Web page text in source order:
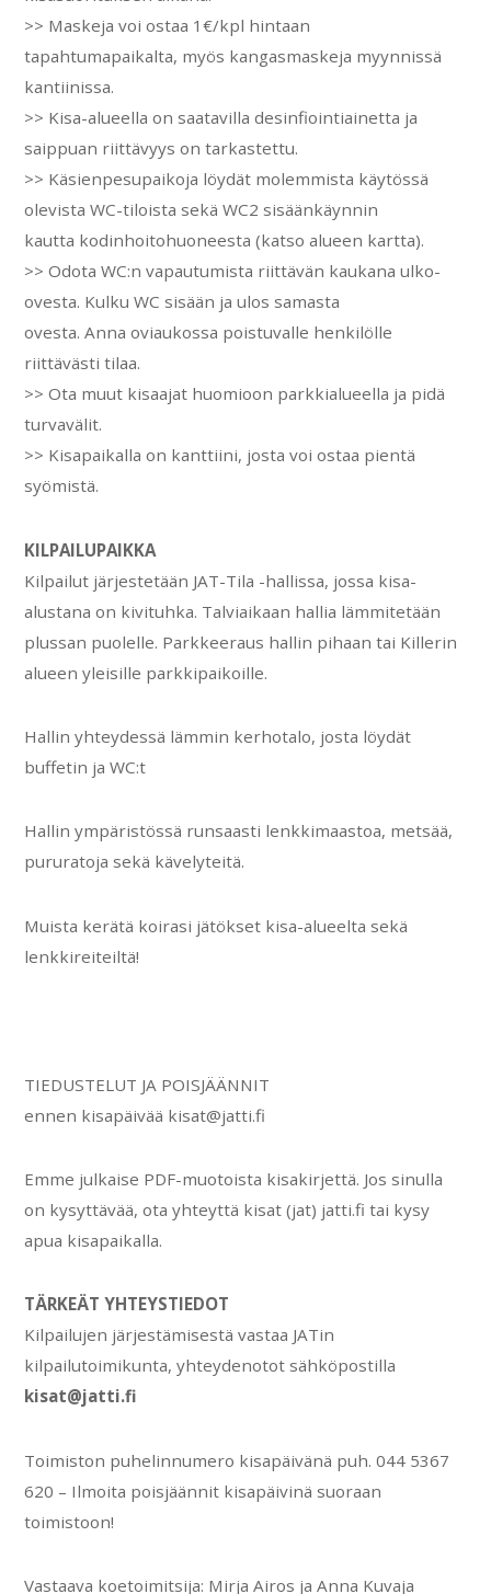
>> Maskeja voi ostaa 1€/kpl hintaan
tapahtumapaikalta, myös kangasmaskeja myynnissä
kantiinissa.
>> Kisa-alueella on saatavilla desinfiointiainetta ja
saippuan riittävyys on tarkastettu.
>> Käsienpesupaikoja löydät molemmista käytössä
olevista WC-tiloista sekä WC2 sisäänkäynnin
kautta kodinhoitohuoneesta (katso alueen kartta).
>> Odota WC:n vapautumista riittävän kaukana ulko-
ovesta. Kulku WC sisään ja ulos samasta
ovesta. Anna oviaukossa poistuvalle henkilölle
riittävästi tilaa.
>> Ota muut kisaajat huomioon parkkialueella ja pidä
turvavälit.
>> Kisapaikalla on kanttiini, josta voi ostaa pientä
syömistä.
KILPAILUPAIKKA
Kilpailut järjestetään JAT-Tila -hallissa, jossa kisa-
alustana on kivituhka. Talviaikaan hallia lämmitetään
plussan puolelle. Parkkeeraus hallin pihaan tai Killerin
alueen yleisille parkkipaikoille.
Hallin yhteydessä lämmin kerhotalo, josta löydät
buffetin ja WC:t
Hallin ympäristössä runsaasti lenkkimaastoa, metsää,
pururatoja sekä kävelyteitä.
Muista kerätä koirasi jätökset kisa-alueelta sekä
lenkkireiteiltä!
TIEDUSTELUT JA POISJÄÄNNIT
ennen kisapäivää kisat@jatti.fi
Emme julkaise PDF-muotoista kisakirjettä. Jos sinulla
on kysyttävää, ota yhteyttä kisat (jat) jatti.fi tai kysy
apua kisapaikalla.
TÄRKEÄT YHTEYSTIEDOT
Kilpailujen järjestämisestä vastaa JATin
kilpailutoimikunta, yhteydenotot sähköpostilla
kisat@jatti.fi
Toimiston puhelinnumero kisapäivänä puh. 044 5367
620 – Ilmoita poisjäännit kisapäivinä suoraan
toimistoon!
Vastaava koetoimitsija: Mirja Airos ja Anna Kuvaja